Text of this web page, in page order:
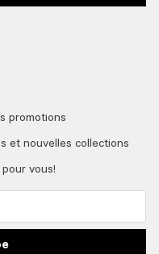
promotions
et nouvelles collections
vous!